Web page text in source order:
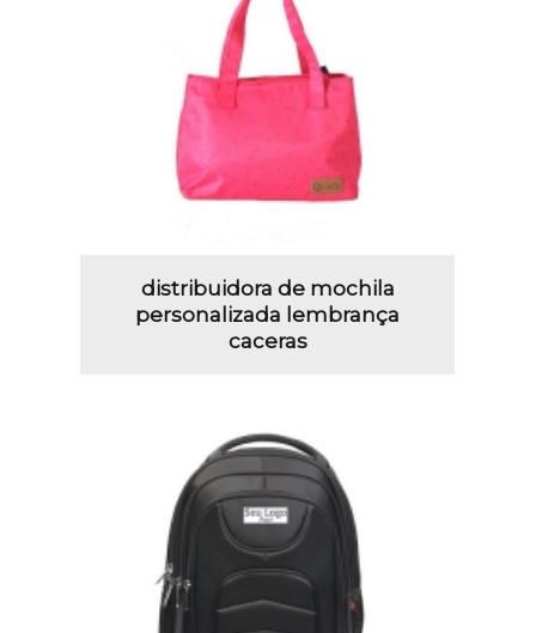
distribuidora de mochila
personalizada lembrança
caceras